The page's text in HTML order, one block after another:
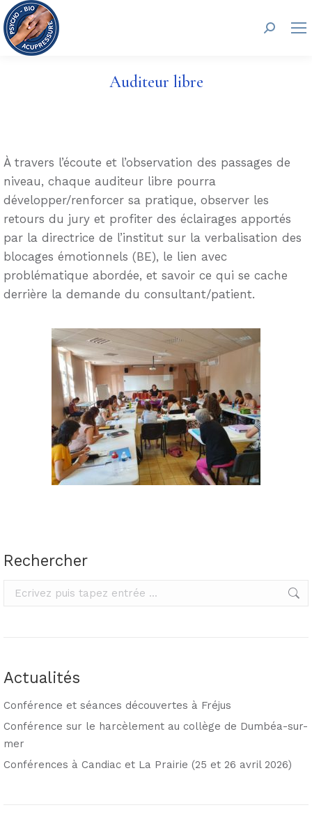
Auditeur libre
À travers l’écoute et l’observation des passages de
niveau, chaque auditeur libre pourra
développer/renforcer sa pratique, observer les
retours du jury et profiter des éclairages apportés
par la directrice de l’institut sur la verbalisation des
blocages émotionnels (BE), le lien avec
problématique abordée, et savoir ce qui se cache
derrière la demande du consultant/patient.
Rechercher
Rechercher
Actualités
Conférence et séances découvertes à Fréjus
Conférence sur le harcèlement au collège de Dumbéa-sur-
mer
Conférences à Candiac et La Prairie (25 et 26 avril 2026)